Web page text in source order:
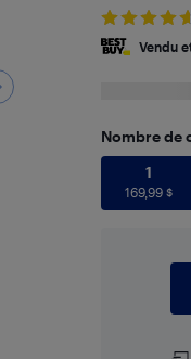
Vendu
Nombre de
1
1
169,99$